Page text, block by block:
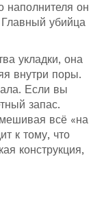
наполнителя он
убийца
укладки, она
внутри поры.
Если вы
запас.
всё «на
к тому, что
конструкция,